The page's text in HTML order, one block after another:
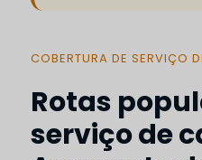
COBERTURA DE SERVIÇO
Rotas
serviço de